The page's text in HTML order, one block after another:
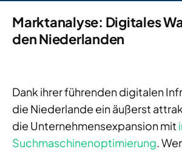
Marktanalyse: Digitales
den Niederlanden
Dank ihrer führenden digitalen
die Niederlande ein äußerst
die Unternehmensexpansion mit
Suchmaschinenoptimierung.